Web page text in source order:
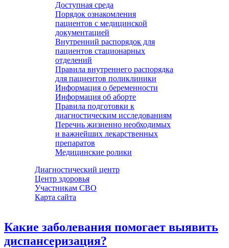
Доступная среда
Порядок ознакомления
пациентов с медицинской
документацией
Внутренний распорядок для
пациентов стационарных
отделений
Правила внутреннего распорядка
для пациентов поликлиники
Информация о беременности
Информация об аборте
Правила подготовки к
диагностическим исследованиям
Перечнь жизненно необходимых
и важнейших лекарственных
препаратов
Медицинские ролики
Диагностический центр
Центр здоровья
Участникам СВО
Карта сайта
Какие заболевания помогает выявить
диспансеризация?